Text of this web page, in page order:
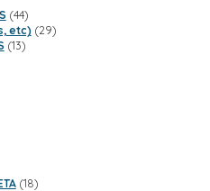
4444
productos
etc) 2929
1313
1818